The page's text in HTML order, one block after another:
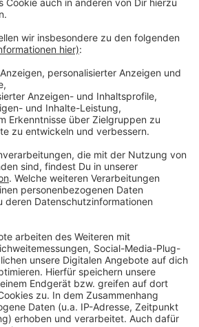
bestätigt, sind dort Anfang der
am Kanalnetz gestartet.
Meter der Kommerner Straße in
Baustelle nicht umfahren.
über Merzenich ausweichen.
führt jedoch ab Kommern
B56n bis nach Zülpich.
in derBaustellenübersicht der